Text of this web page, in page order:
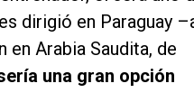
dirigió en Paraguay
Arabia Saudita, de
una gran opción